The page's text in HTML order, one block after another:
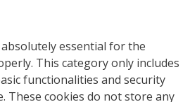
essential for the
This category only includes
functionalities and security
These cookies do not store any